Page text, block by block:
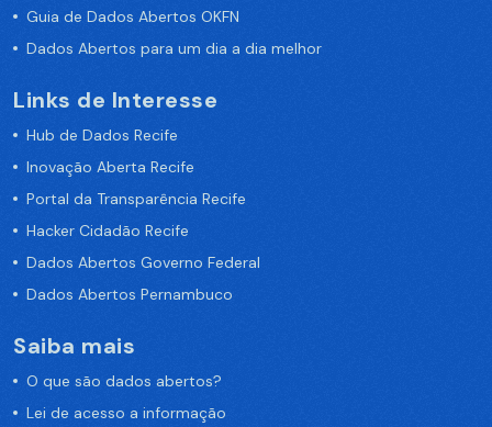
Guia de Dados Abertos OKFN
Dados Abertos para um dia a dia melhor
Links de Interesse
Hub de Dados Recife
Inovação Aberta Recife
Portal da Transparência Recife
Hacker Cidadão Recife
Dados Abertos Governo Federal
Dados Abertos Pernambuco
Saiba mais
O que são dados abertos?
Lei de acesso a informação